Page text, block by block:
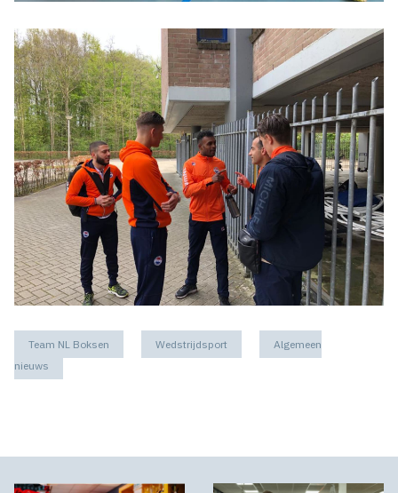
Team NL Boksen Wedstrijdsport
Algemeen
nieuws